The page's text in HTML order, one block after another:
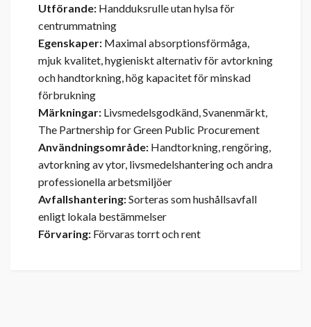
Utförande: Handduksrulle utan hylsa för
centrummatning
Egenskaper: Maximal absorptionsförmåga,
mjuk kvalitet, hygieniskt alternativ för avtorkning
och handtorkning, hög kapacitet för minskad
förbrukning
Märkningar: Livsmedelsgodkänd, Svanenmärkt,
The Partnership for Green Public Procurement
Användningsområde: Handtorkning, rengöring,
avtorkning av ytor, livsmedelshantering och andra
professionella arbetsmiljöer
Avfallshantering:Sorteras som hushållsavfall
enligt lokala bestämmelser
Förvaring: Förvaras torrt och rent